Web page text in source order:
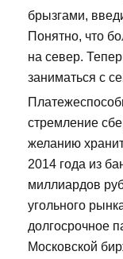
брызгами,
Понятно, что
на север.
заниматься с
стремление
желанию
2014 года из
миллиардов
угольного
долгосрочное
Московской